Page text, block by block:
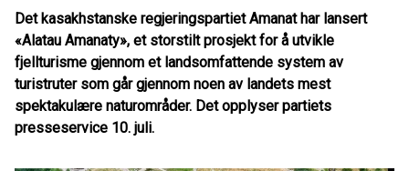
Det kasakhstanske regjeringspartiet Amanat har lansert
«Alatau Amanaty», et storstilt prosjekt for å utvikle
fjellturisme gjennom et landsomfattende system av
turistruter som går gjennom noen av landets mest
spektakulære naturområder. Det opplyser partiets
presseservice 10. juli.